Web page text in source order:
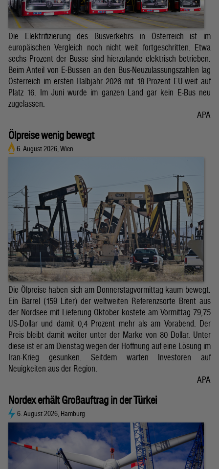
Die Elektrifizierung des Busverkehrs in Österreich ist im
europäischen Vergleich noch nicht weit fortgeschritten. Etwa
sechs Prozent der Busse sind hierzulande elektrisch betrieben.
Beim Anteil von E-Bussen an den Bus-Neuzulassungszahlen lag
Österreich im ersten Halbjahr 2026 mit 18 Prozent EU-weit auf
Platz 16. Im Juni wurde im ganzen Land gar kein E-Bus neu
zugelassen.
APA
Ölpreise wenig bewegt
6. August 2026, Wien
Die Ölpreise haben sich am Donnerstagvormittag kaum bewegt.
Ein Barrel (159 Liter) der weltweiten Referenzsorte Brent aus
der Nordsee mit Lieferung Oktober kostete am Vormittag 79,75
US-Dollar und damit 0,4 Prozent mehr als am Vorabend. Der
Preis bleibt damit weiter unter der Marke von 80 Dollar. Unter
diese ist er am Dienstag wegen der Hoffnung auf eine Lösung im
Iran-Krieg gesunken. Seitdem warten Investoren auf
Neuigkeiten aus der Region.
APA
Nordex erhält Großauftrag in der Türkei
6. August 2026, Hamburg